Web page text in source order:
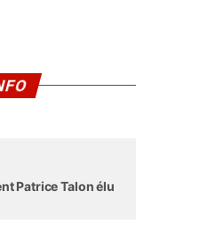
Patrice Talon élu